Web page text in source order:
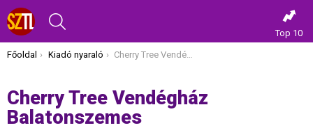
Top 10
Itt vagy most:
Főoldal Kiadó nyaraló Cherry Tree Vendégház Balatonszemes
Cherry Tree Vendégház
Balatonszemes